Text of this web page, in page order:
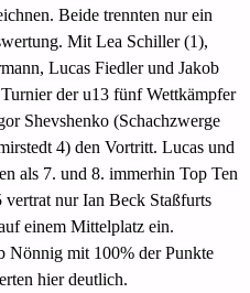
Beide trennten nur ein
Mit Lea Schiller (1),
Lucas Fiedler und Jakob
der u13 fünf Wettkämpfer
Shevshenko (Schachzwerge
4) den Vortritt. Lucas und
als 7. und 8. immerhin Top Ten
nur Ian Beck Staßfurts
einem Mittelplatz ein.
Nönnig mit 100% der Punkte
hier deutlich.